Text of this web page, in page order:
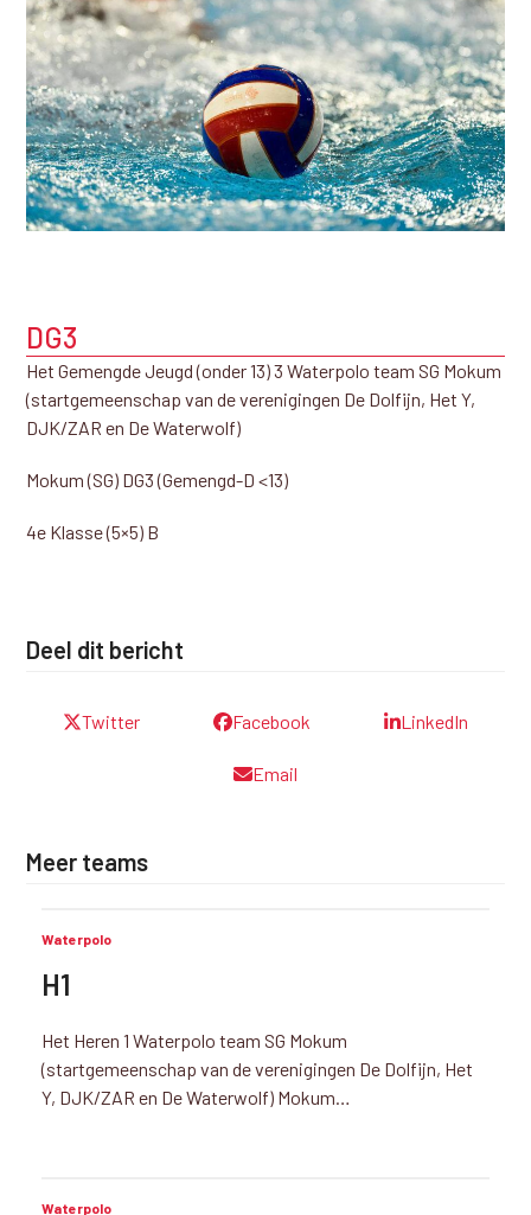
DG3
Het Gemengde Jeugd (onder 13) 3 Waterpolo team SG Mokum
(startgemeenschap van de verenigingen De Dolfijn, Het Y,
DJK/ZAR en De Waterwolf)
Mokum (SG) DG3 (Gemengd-D <13)
4e Klasse (5×5) B
Deel dit bericht
Twitter Facebook LinkedIn
Email
Meer teams
Waterpolo
H1
Het Heren 1 Waterpolo team SG Mokum
(startgemeenschap van de verenigingen De Dolfijn, Het
Y, DJK/ZAR en De Waterwolf) Mokum…
Waterpolo